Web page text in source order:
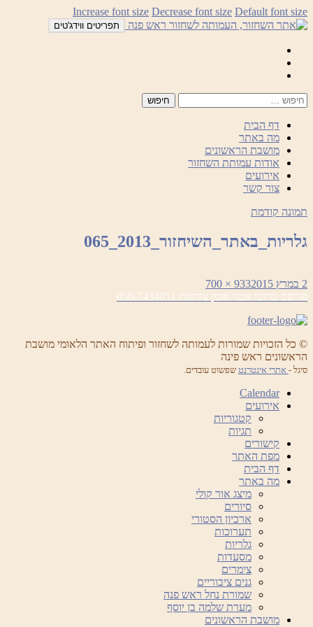
לדלג
לתוכן
Increase font size Decrease font size Default font size
תפריטים ווידג'טים
דף הבית
מה באתר
מושבת הראשונים
אודות עמותת השחזור
אירועים
צור קשר
תמונה קודמת
גלריות_באתר_השיחזור_2013_065
פורסם
בתאריך
2 במרץ 2015
מסך
מלא
933 × 700
ניווט
פורסם ברועי אבגי אומן צורפות 050-7434051
© כל הזכויות שמורות לעמותה לשחזור ופיתוח האתר הלאומי מושבת
הראשונים ראש פינה
סיגל - אתרי אינטרנט שפשוט עובדים.
Calendar
אירועים
קטגוריות
תגיות
קישורים
מפת האתר
דף הבית
מה באתר
מיצג אור קולי
סיורים
ארכיון הסטורי
תערוכות
גלריות
מסעדות
צימרים
גנים ציבוריים
שמורת נחל ראש פנה
מערת שלמה בן יוסף
מושבת הראשונים